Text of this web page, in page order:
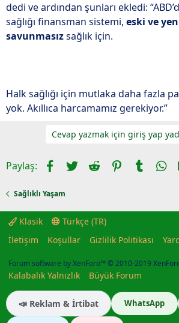
dedi ve ardından şunları ekledi:
sağlığı finansman sistemi, eski ve
savunmasızsağlık için.
Halk sağlığı için mutlaka daha fazla
yok. Akıllıca harcamamız gerekiyor.”
Cevap yazmak için giriş yap
Paylaş: Facebook
TwitterReddit Pinterest
Tumblr
Sağlıklı Yaşam
Klasik
Türkçe (TR)
İletişim
Koşullar Gizlilik Politikası
Forum software by XenForo™© 2010-2019
Kalabalık Yalnızlık Büyük Forum
📣 Reklam & İrtibat WhatsApp